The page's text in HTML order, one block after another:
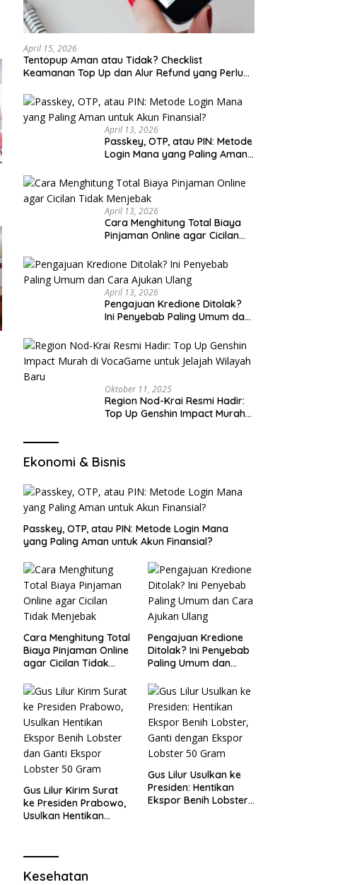
Semarang Malam Hari: Rute
Aman untuk Keluarga
Tempat Dekat Stasiun Balapan
yang Ramah Kantong
April 15, 2026
Tentopup Aman atau Tidak? Checklist
Keamanan Top Up dan Alur Refund yang Perlu
April 13, 2026
Passkey, OTP, atau PIN: Metode
Login Mana yang Paling Aman
April 13, 2026
Cara Menghitung Total Biaya
Pinjaman Online agar Cicilan
April 13, 2026
Pengajuan Kredione Ditolak?
Ini Penyebab Paling Umum dan
Oktober 11, 2025
Region Nod-Krai Resmi Hadir:
Top Up Genshin Impact Murah
Ekonomi & Bisnis
Passkey, OTP, atau PIN: Metode Login Mana
yang Paling Aman untuk Akun Finansial?
Cara Menghitung Total
Biaya Pinjaman Online
agar Cicilan Tidak
Pengajuan Kredione
Ditolak? Ini Penyebab
Paling Umum dan
Gus Lilur Kirim Surat
ke Presiden Prabowo,
Usulkan Hentikan
Lobster 50 Gram
Gus Lilur Usulkan ke
Presiden: Hentikan
Ekspor Benih Lobster,
Kesehatan